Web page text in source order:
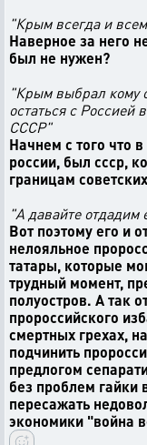
"Крым всегда и
Наверное за него
был не нужен?
"Крым выбрал кому
остаться с Россией
СССР"
Начнем с того что
россии, был ссср,
границам
"А давайте отдадим
Вот поэтому его и
нелояльное
татары, которые
трудный момент,
полуостров. А так
пророссийского
смертных грехах,
подчинить
предлогом
без проблем гайки
пересажать
экономики "война